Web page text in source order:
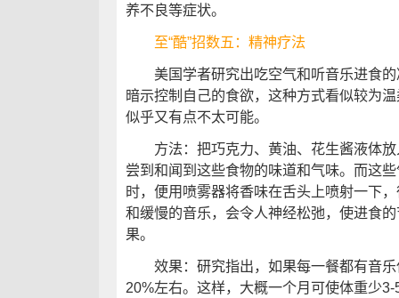
养不良等症状。
至“酷”招数五：精神疗法
美国学者研究出吃空气和听音乐进食的
暗示控制自己的食欲，这种方式看似较为
似乎又有点不太可能。
方法：把巧克力、黄油、花生酱液体放
尝到和闻到这些食物的味道和气味。而这
时，便用喷雾器将香味在舌头上喷射一下
和缓慢的音乐，会令人神经松弛，使进食
果。
效果：研究指出，如果每一餐都有音乐
20%左右。这样，大概一个月可使体重少3-